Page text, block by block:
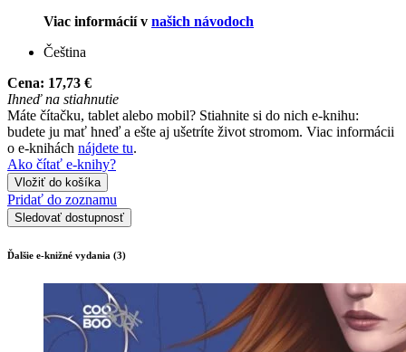
Viac informácií v našich návodoch
Čeština
Cena: 17,73 €
Ihneď na stiahnutie
Máte čítačku, tablet alebo mobil? Stiahnite si do nich e-knihu:
budete ju mať hneď a ešte aj ušetríte život stromom. Viac informácii
o e-knihách nájdete tu.
Ako čítať e-knihy?
Vložiť do košíka
Pridať do zoznamu
Sledovať dostupnosť
Ďalšie e-knižné vydania (3)